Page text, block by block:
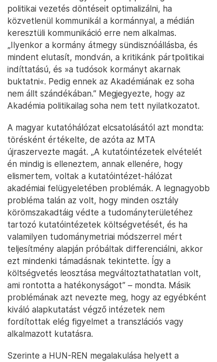
politikai vezetés döntéseit optimalizálni, ha
közvetlenül kommunikál a kormánnyal, a médián
keresztüli kommunikáció erre nem alkalmas.
„Ilyenkor a kormány átmegy sündisznóállásba, és
mindent elutasít, mondván, a kritikánk pártpolitikai
indíttatású, és »a tudósok kormányt akarnak
buktatni«. Pedig ennek az Akadémiának ez soha
nem állt szándékában.” Megjegyezte, hogy az
Akadémia politikailag soha nem tett nyilatkozatot.
A magyar kutatóhálózat elcsatolásától azt mondta:
törésként értékelte, de azóta az MTA
újraszervezte magát. „A kutatóintézetek elvételét
én mindig is elleneztem, annak ellenére, hogy
elismertem, voltak a kutatóintézet-hálózat
akadémiai felügyeletében problémák. A legnagyobb
probléma talán az volt, hogy minden osztály
körömszakadtáig védte a tudományterületéhez
tartozó kutatóintézetek költségvetését, és ha
valamilyen tudománymetriai módszerrel mért
teljesítmény alapján próbáltak differenciálni, akkor
ezt mindenki támadásnak tekintette. Így a
költségvetés leosztása megváltoztathatatlan volt,
ami rontotta a hatékonyságot” – mondta. Másik
problémának azt nevezte meg, hogy az egyébként
kiváló alapkutatást végző intézetek nem
fordítottak elég figyelmet a transzlációs vagy
alkalmazott kutatásra.
Szerinte a HUN-REN megalakulása helyett a